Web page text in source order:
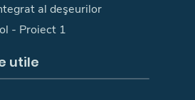
al deşeurilor
- Proiect 1
utile